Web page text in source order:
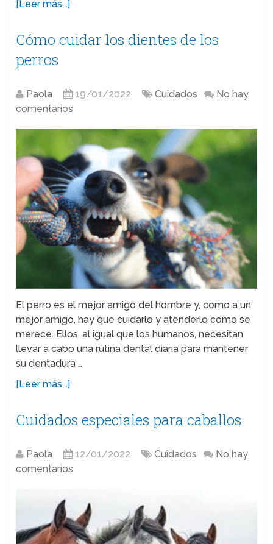
[Leer más...]
Cómo cuidar los dientes de los
perros
Paola 19/01/2022 Cuidados
No hay
comentarios
El perro es el mejor amigo del hombre y, como a un
mejor amigo, hay que cuidarlo y atenderlo como se
merece. Ellos, al igual que los humanos, necesitan
llevar a cabo una rutina dental diaria para mantener
su dentadura …
[Leer más...]
Cuidados especiales para caballos
Paola 12/01/2022 Cuidados
No hay
comentarios